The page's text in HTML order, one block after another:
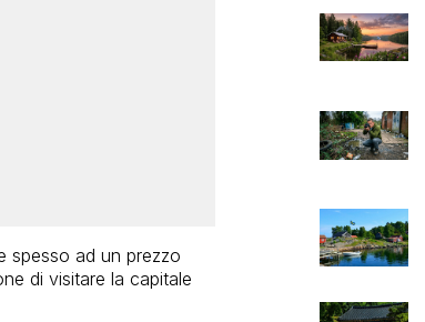
spesso ad un prezzo
di visitare la capitale